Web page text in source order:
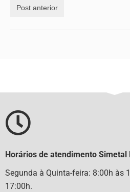
Post anterior
Horários de atendimento Simetal
Segunda à Quinta-feira: 8:00h às
17:00h.